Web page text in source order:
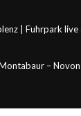
| Fuhrpark
–